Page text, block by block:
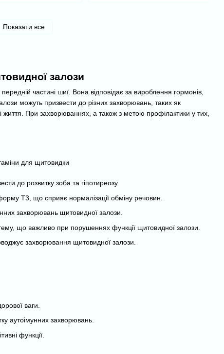
залози
частині шиї. Вона відповідає за вироблення гормонів,
можуть призвести до різних захворювань, таких як
життя. При захворюваннях, а також з метою профілактики у тих,
до розвитку зоба та гіпотиреозу.
Т3, що сприяє нормалізації обміну речовин.
захворювань щитовидної залози.
що важливо при порушеннях функції щитовидної залози.
захворювання щитовидної залози.
ваги.
аутоімунних захворювань.
функції.
Показати все